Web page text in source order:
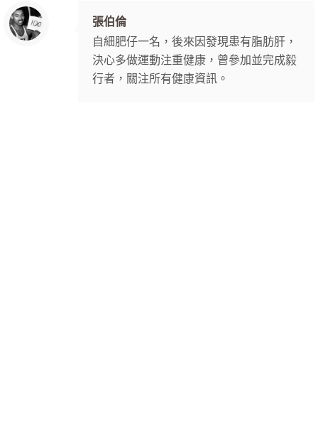
張伯倫
自細肥仔一名，後來因發現患有脂肪肝，
決心多做運動注重健康，曾參加並完成毅
行者，關注所有健康資訊。